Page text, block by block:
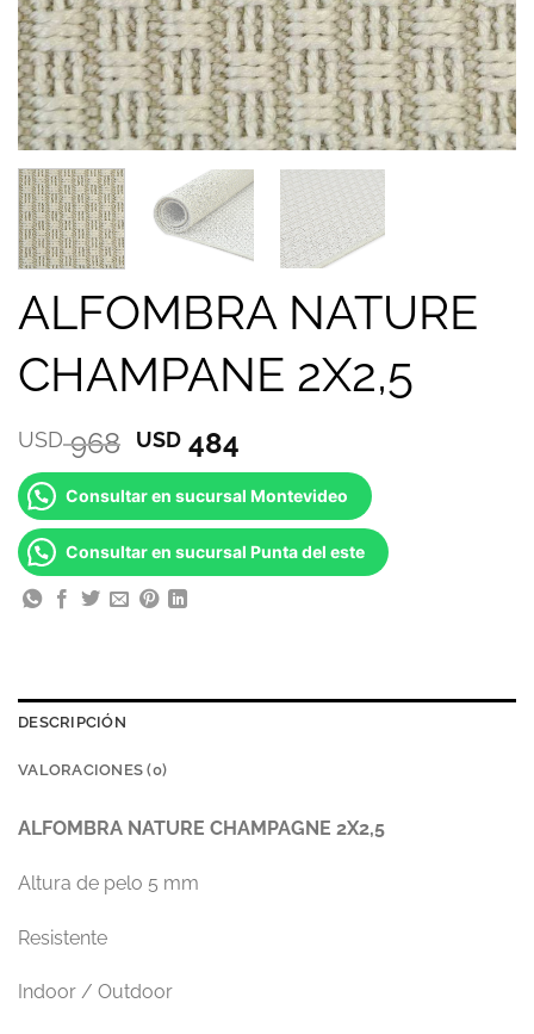
ALFOMBRA NATURE
CHAMPANE 2X2,5
USD968 El
precio
original
era:
USD 968.
USD 484
precio
actual
es:
USD 484.
Consultar en sucursal Montevideo
Consultar en sucursal Punta del este
DESCRIPCIÓN
VALORACIONES (0)
ALFOMBRA NATURE CHAMPAGNE 2X2,5
Altura de pelo 5 mm
Resistente
Indoor / Outdoor